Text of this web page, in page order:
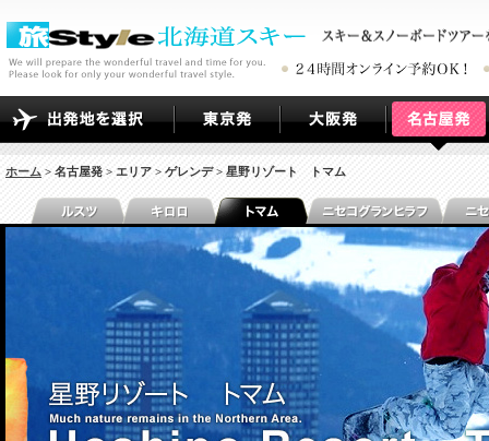
ホーム > 名古屋発 > エリア > ゲレンデ > 星野リゾート トマム